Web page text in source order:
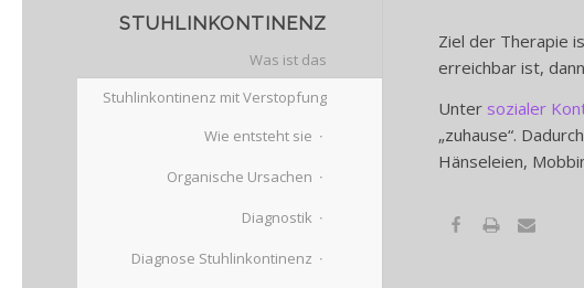
Ziel der Therapie
erreichbar ist,
Unter sozialer
„zuhause“.
Hänseleien,
STUHLINKONTINENZ
Was ist das
Stuhlinkontinenz mit Verstopfung
Wie entsteht sie
Organische Ursachen
Diagnostik
Diagnose Stuhlinkontinenz